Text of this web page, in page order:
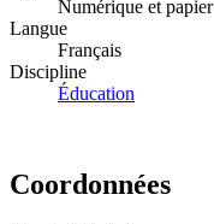
Numérique et papier
Langue
Français
Discipline
Éducation
Coordonnées